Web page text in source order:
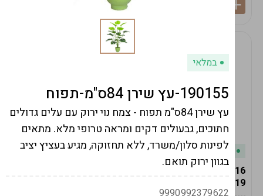
במלאי
19616-אגרטל הרמס
19ס"מ -קרם
במלאי
במלאי
190155-עץ שירן 84ס"מ-תפוח
עץ שירן 84ס"מ תפוח - צמח נוי ירוק עם עלים גדולים
חתוכים, גבעולים דקים ומראה טרופי מלא. מתאים
לפינות סלון/משרד, ללא תחזוקה, מגיע בעציץ יציב
בגוון ירוק תואם.
9990992379622